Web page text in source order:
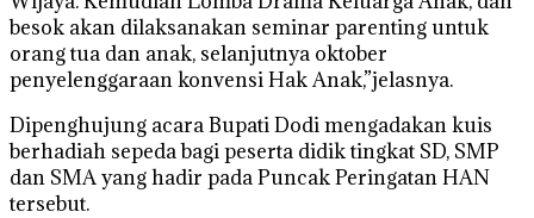
besok akan dilaksanakan seminar parenting untuk
orang tua dan anak, selanjutnya oktober
penyelenggaraan konvensi Hak Anak,”jelasnya.
Dipenghujung acara Bupati Dodi mengadakan kuis
berhadiah sepeda bagi peserta didik tingkat SD, SMP
dan SMA yang hadir pada Puncak Peringatan HAN
tersebut.